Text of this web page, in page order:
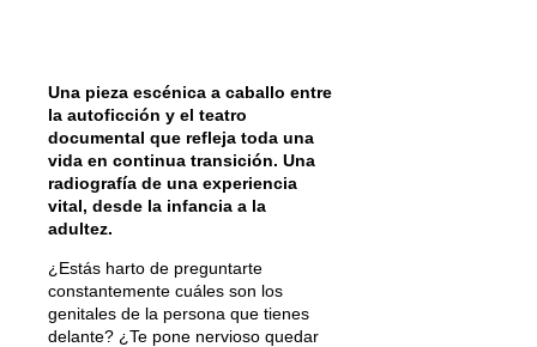
Una pieza escénica a caballo entre
la autoficción y el teatro
documental que refleja toda una
vida en continua transición. Una
radiografía de una experiencia
vital, desde la infancia a la
adultez.
¿Estás harto de preguntarte
constantemente cuáles son los
genitales de la persona que tienes
delante? ¿Te pone nervioso quedar